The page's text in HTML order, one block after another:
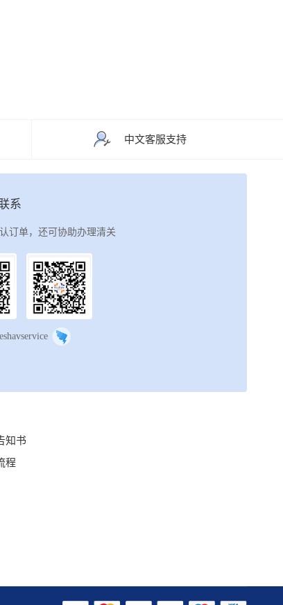
中文客服支持
系
订单，还可协助办理清关
知书
程